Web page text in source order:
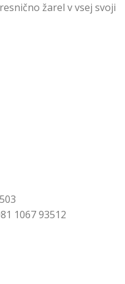
žarel v vsej svoji
1067 93512